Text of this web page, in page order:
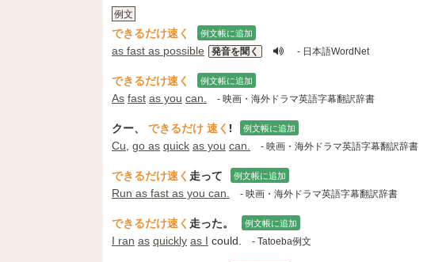
例文
できるだけ速く 例文帳に追加
as fast as possible 発音を聞く - 日本語WordNet
できるだけ速く 例文帳に追加
As fast as you can. - 映画・海外ドラマ英語字幕翻訳辞書
クー、 できるだけ 速く ! 例文帳に追加
Cu go as quick as you can. - 映画・海外ドラマ英語字幕翻訳辞書
できるだけ速く 走って 例文帳に追加
Run as fast as you can. - 映画・海外ドラマ英語字幕翻訳辞書
できるだけ速く 走った。 例文帳に追加
I ran as quickly as I could. - Tatoeba例文